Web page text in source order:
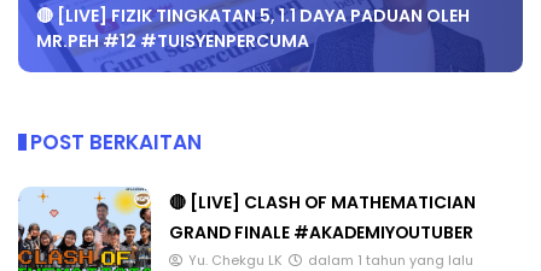
🔴 [LIVE] FIZIK TINGKATAN 5, 1.1 DAYA PADUAN OLEH
MR.PEH #12 #TUISYENPERCUMA
POST BERKAITAN
🔴 [LIVE] CLASH OF MATHEMATICIAN
GRAND FINALE #AKADEMIYOUTUBER
Yu. Chekgu LK dalam 1 tahun yang lalu